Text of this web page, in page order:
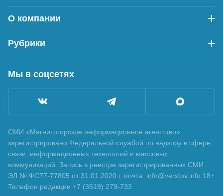
О компании
Рубрики
Мы в соцсетях
СМИ «Магнитогорское информационное агентство»
зарегистрировано Федеральной службой по надзору в сфере
связи, информационных технологий и массовых
коммуникаций. Запись в реестре зарегистрированных СМИ:
ЭЛ № ФС77-77805 от 31.01.2020 г. почта: info@verstov.info 18+
Телефон редакции +7 (3519) 279-733